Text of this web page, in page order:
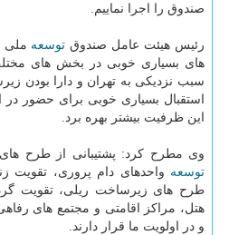
صندوق را اجرا نماییم.
رئیس هیئت عامل صندوق توسعه ملی
های بسیاری خوبی در بخش های
سبب نزدیكی به تهران و دارا بودن
استقبال بسیاری خوبی برای حضور در
این ظرفیت بیشتر بهره برد.
وی مطرح كرد: پشتیبانی از طرح
توسعه واحدهای دام پروری، تقویت
طرح های زیرساخت ریلی، تقویت
هتل، مراكز اقامتی و مجتمع های
و در اولویت ما قرار دارند.